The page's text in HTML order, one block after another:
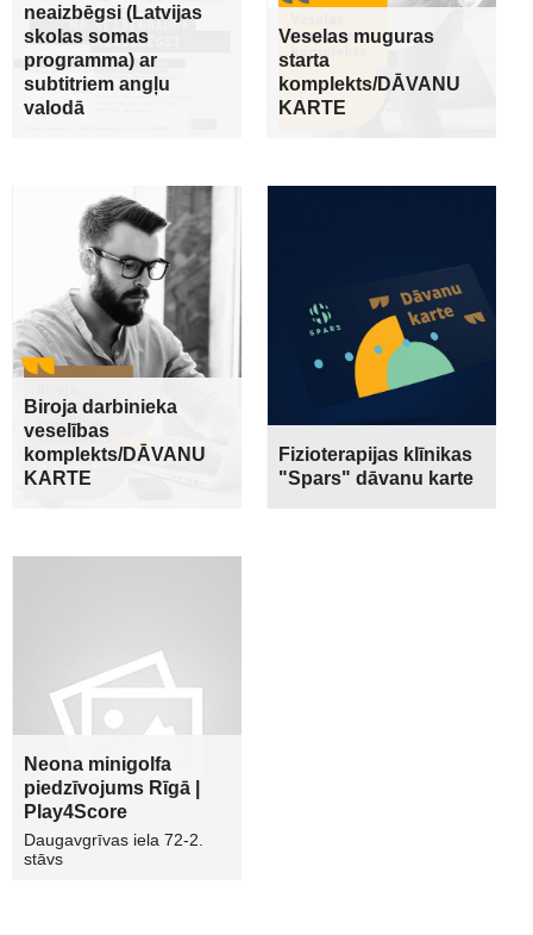
neaizbēgsi (Latvijas
skolas somas
programma) ar
subtitriem angļu
valodā
Veselas muguras
starta
komplekts/DĀVANU
KARTE
Biroja darbinieka
veselības
komplekts/DĀVANU
KARTE
Fizioterapijas klīnikas
"Spars" dāvanu karte
Neona minigolfa
piedzīvojums Rīgā |
Play4Score
Daugavgrīvas iela 72-2.
stāvs